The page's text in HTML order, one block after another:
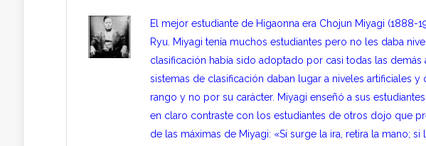
El mejor estudiante de Higaonna era Chojun Miyagi (1888-
Ryu. Miyagi tenía muchos estudiantes pero no les daba
clasificación había sido adoptado por casi todas las
sistemas de clasificación daban lugar a niveles artificiales
rango y no por su carácter. Miyagi enseñó a sus
en claro contraste con los estudiantes de otros dojo que
de las máximas de Miyagi: «Si surge la ira, retira la mano;